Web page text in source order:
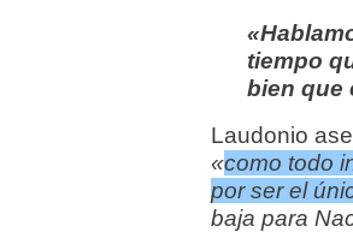
«H
tiempo
bien que
Laudonio
«como todo
por ser el
baja para